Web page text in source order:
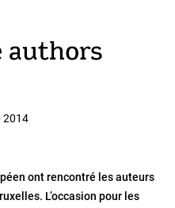
authors
2014
ont rencontré les auteurs
L’occasion pour les